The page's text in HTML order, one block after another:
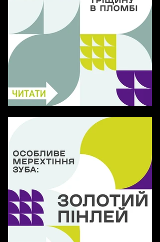
Біль через тріщину в